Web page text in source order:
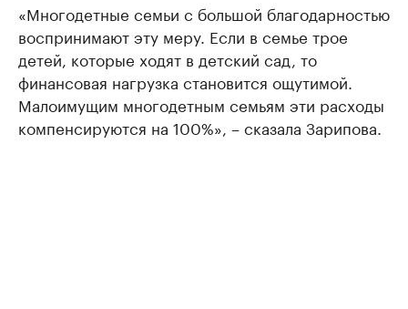
«Многодетные семьи с большой благодарностью
воспринимают эту меру. Если в семье трое
детей, которые ходят в детский сад, то
финансовая нагрузка становится ощутимой.
Малоимущим многодетным семьям эти расходы
компенсируются на 100%», – сказала Зарипова.